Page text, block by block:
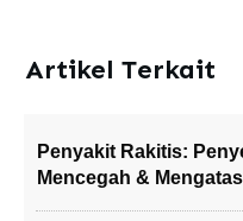
Artikel Terkait
Penyakit Rakitis:
Mencegah &